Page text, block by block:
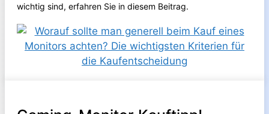
wichtig sind, erfahren Sie in diesem Beitrag.